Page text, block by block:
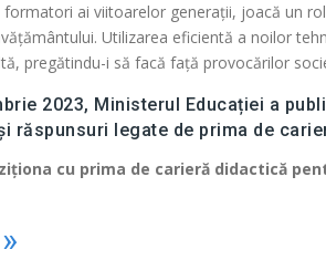
ai viitoarelor generații, joacă un
Utilizarea eficientă a noilor
pregătindu-i să facă față provocărilor
2023, Ministerul Educației a
răspunsuri legate de prima de
cu prima de carieră didactică